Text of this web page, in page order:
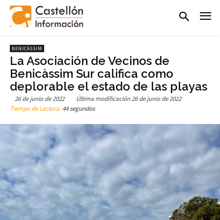
BENICÀSSIM
La Asociación de Vecinos de
Benicàssim Sur califica como
deplorable el estado de las playas
26 de junio de 2022 Última modificación26 de junio de 2022
Tiempo de Lectura:44 segundos